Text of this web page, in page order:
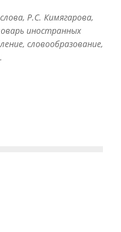
Р.С. Кимягарова,
иностранных
словообразование,